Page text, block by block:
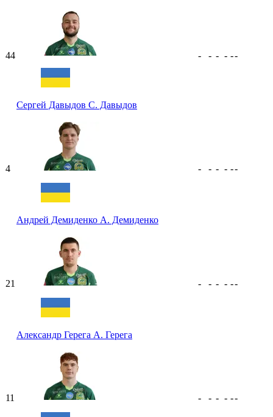
44
Сергей Давыдов С. Давыдов
- - - - --
4
Андрей Демиденко А. Демиденко
- - - - --
21
Александр Герега А. Герега
- - - - --
11 - - - - --